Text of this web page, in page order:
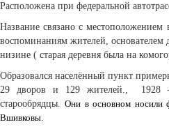
Расположена при федеральной
Название связано с
воспоминаниям жителей,
низине ( старая деревня была на
Образовался населённый пункт
29 дворов и 129 жителей., 1928 –
старообрядцы.Они в основном носили
Вшивковы.